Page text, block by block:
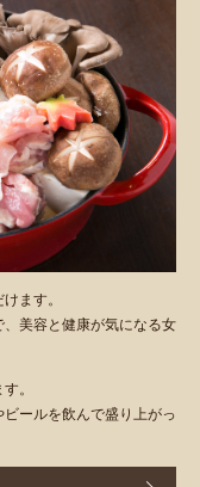
ます。
美容と健康が気になる女
。
ールを飲んで盛り上がっ